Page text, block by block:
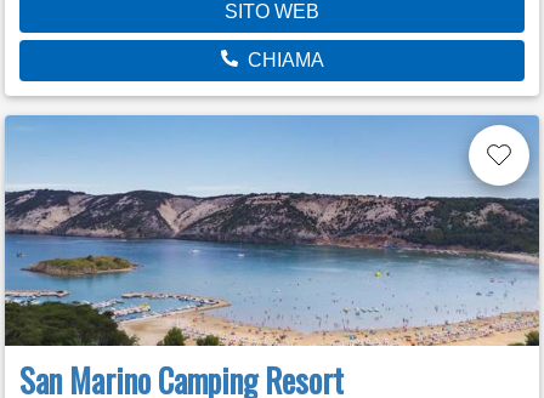
SITO WEB
CHIAMA
San Marino Camping Resort